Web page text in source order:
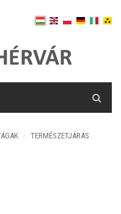
TERMÉSZETJÁRÁS